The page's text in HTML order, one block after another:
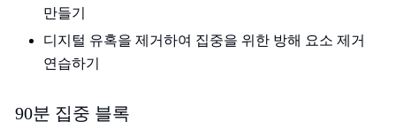
만들기
디지털 유혹을 제거하여 집중을 위한 방해 요소 제거
연습하기
90분 집중 블록